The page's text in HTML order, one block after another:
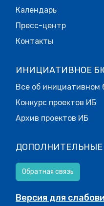
Календарь
Пресс-центр
Контакты
ИНИЦИАТИВНОЕ
Все об
Конкурс проектов ИБ
Архив проектов ИБ
Обратная связь
Версия для